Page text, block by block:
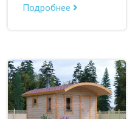
Подробнее